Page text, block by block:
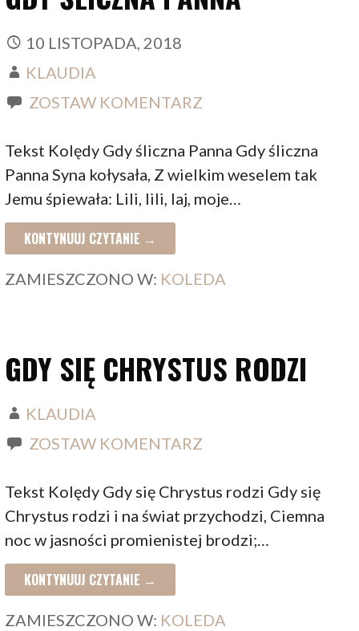
10 LISTOPADA, 2018
KLAUDIA
ZOSTAW KOMENTARZ
Tekst Kolędy Gdy śliczna Panna Gdy śliczna
Panna Syna kołysała, Z wielkim weselem tak
Jemu śpiewała: Lili, lili, laj, moje…
KONTYNUUJ CZYTANIE →
ZAMIESZCZONO W: KOLEDA
GDY SIĘ CHRYSTUS RODZI
KLAUDIA
ZOSTAW KOMENTARZ
Tekst Kolędy Gdy się Chrystus rodzi Gdy się
Chrystus rodzi i na świat przychodzi, Ciemna
noc w jasności promienistej brodzi;…
KONTYNUUJ CZYTANIE →
ZAMIESZCZONO W: KOLEDA